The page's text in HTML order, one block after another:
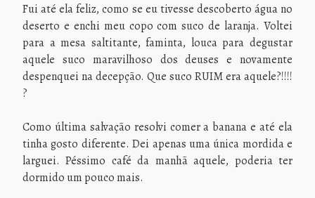
Fui até ela feliz, como se eu tivesse descoberto água no
deserto e enchi meu copo com suco de laranja. Voltei
para a mesa saltitante, faminta, louca para degustar
aquele suco maravilhoso dos deuses e novamente
despenquei na decepção. Que suco RUIM era aquele?!!!!
?
Como última salvação resolvi comer a banana e até ela
tinha gosto diferente. Dei apenas uma única mordida e
larguei. Péssimo café da manhã aquele, poderia ter
dormido um pouco mais.